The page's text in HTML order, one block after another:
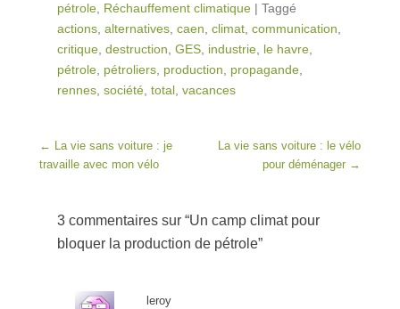
pétrole, Réchauffement climatique | Taggé
actions, alternatives, caen, climat, communication,
critique, destruction, GES, industrie, le havre,
pétrole, pétroliers, production, propagande,
rennes, société, total, vacances
Post navigation
← La vie sans voiture : je
travaille avec mon vélo
La vie sans voiture : le vélo
pour déménager →
3 commentaires sur “Un camp climat pour
bloquer la production de pétrole”
leroy